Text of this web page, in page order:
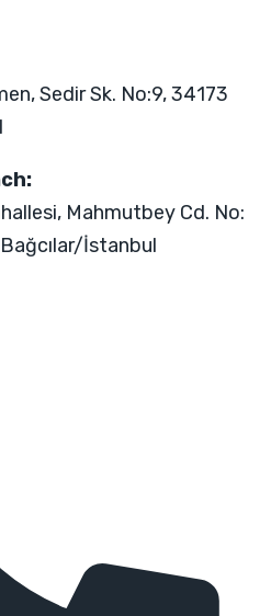
Sedir Sk. No:9, 34173
Mahmutbey Cd. No:
İstanbul